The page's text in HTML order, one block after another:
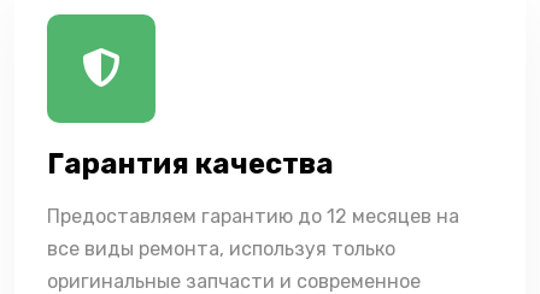
Гарантия качества
Предоставляем гарантию до 12 месяцев на
все виды ремонта, используя только
оригинальные запчасти и современное